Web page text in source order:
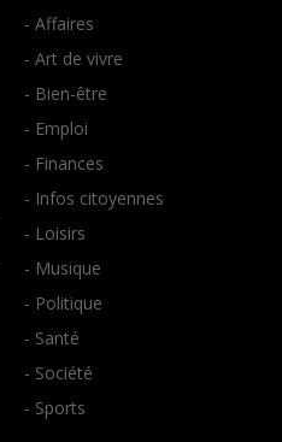
- Affaires
- Art de vivre
- Bien-être
- Emploi
- Finances
- Infos citoyennes
- Loisirs
- Musique
- Politique
- Santé
- Société
- Sports